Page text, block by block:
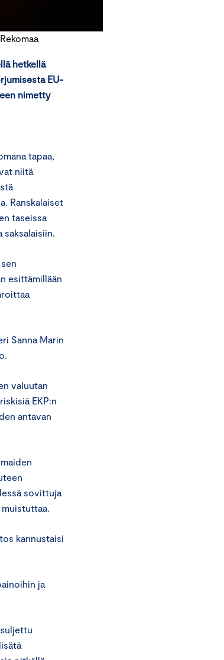
hetkellä
EU-
nimetty
tapaa,
niitä
Ranskalaiset
taseissa
saksalaisiin.
esittämillään
Sanna Marin
valuutan
EKP:n
antavan
sovittuja
kannustaisi
ja